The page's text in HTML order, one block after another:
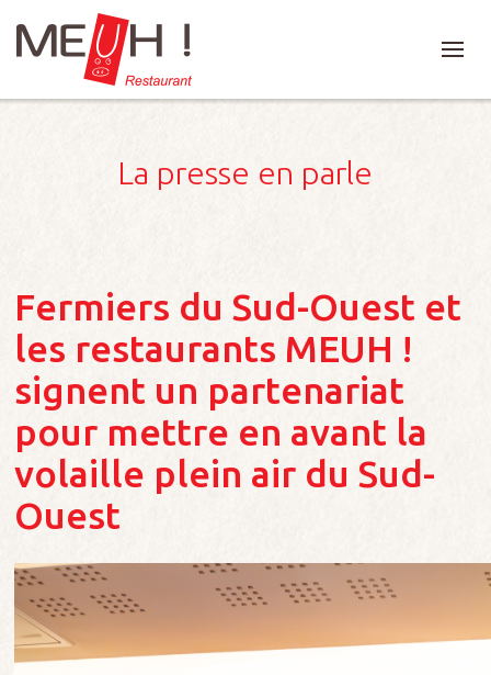
La presse en parle
Fermiers du Sud-Ouest et
les restaurants MEUH !
signent un partenariat
pour mettre en avant la
volaille plein air du Sud-
Ouest